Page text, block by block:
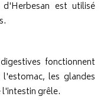
est utilisé
fonctionnent
les glandes
l'intestin grêle.